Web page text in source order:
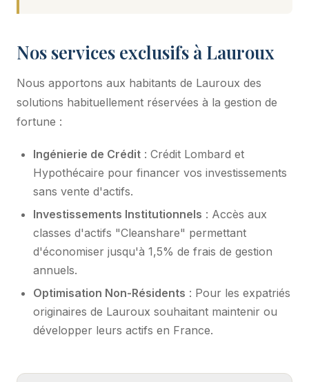
Nos services exclusifs à Lauroux
Nous apportons aux habitants de Lauroux des
solutions habituellement réservées à la gestion de
fortune :
Ingénierie de Crédit : Crédit Lombard et
Hypothécaire pour financer vos investissements
sans vente d'actifs.
Investissements Institutionnels : Accès aux
classes d'actifs "Cleanshare" permettant
d'économiser jusqu'à 1,5% de frais de gestion
annuels.
Optimisation Non-Résidents : Pour les expatriés
originaires de Lauroux souhaitant maintenir ou
développer leurs actifs en France.